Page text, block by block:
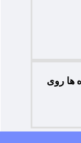
ها روی